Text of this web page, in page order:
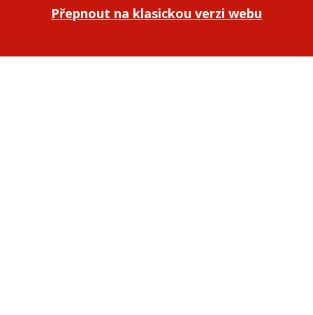
Přepnout na klasickou verzi webu